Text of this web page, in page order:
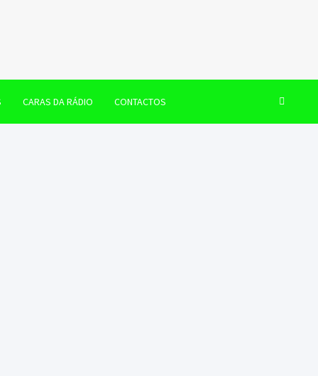
CARAS DA RÁDIO CONTACTOS